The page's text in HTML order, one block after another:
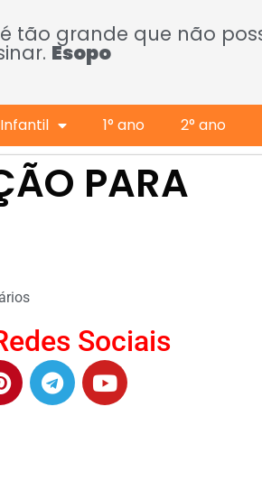
tão grande que não
Esopo
1° ano 2° ano
PARA
Sociais